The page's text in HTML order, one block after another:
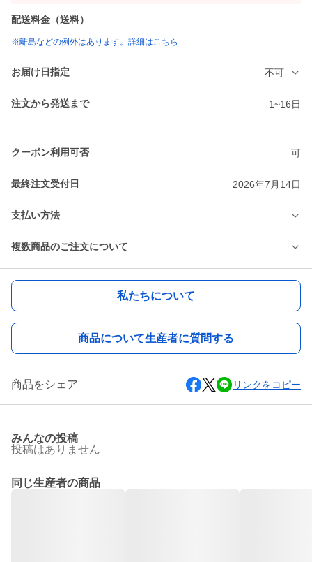
配送料金（送料）
※離島などの例外はあります。詳細はこちら
お届け日指定 不可
注文から発送まで 1~16日
クーポン利用可否 可
最終注文受付日 2026年7月14日
支払い方法
複数商品のご注文について
私たちについて
商品について生産者に質問する
商品をシェア リンクをコピー
みんなの投稿
投稿はありません
同じ生産者の商品